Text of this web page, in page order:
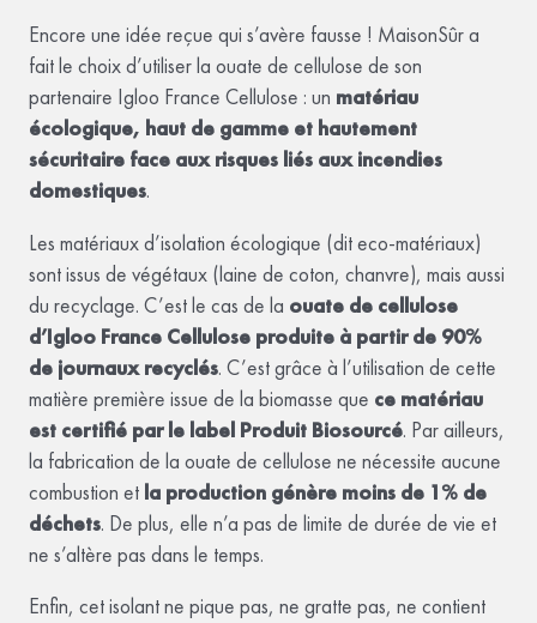
Encore une idée reçue qui s’avère fausse ! MaisonSûr a
fait le choix d’utiliser la ouate de cellulose de son
partenaire Igloo France Cellulose : un matériau
écologique, haut de gamme et hautement
sécuritaire face aux risques liés aux incendies
domestiques.
Les matériaux d’isolation écologique (dit eco-matériaux)
sont issus de végétaux (laine de coton, chanvre), mais aussi
du recyclage. C’est le cas de la ouate de cellulose
d’Igloo France Cellulose produite à partir de 90%
de journaux recyclés. C’est grâce à l’utilisation de cette
matière première issue de la biomasse que ce matériau
est certifié par le label Produit Biosourcé. Par ailleurs,
la fabrication de la ouate de cellulose ne nécessite aucune
combustion et la production génère moins de 1% de
déchets. De plus, elle n’a pas de limite de durée de vie et
ne s’altère pas dans le temps.
Enfin, cet isolant ne pique pas, ne gratte pas, ne contient